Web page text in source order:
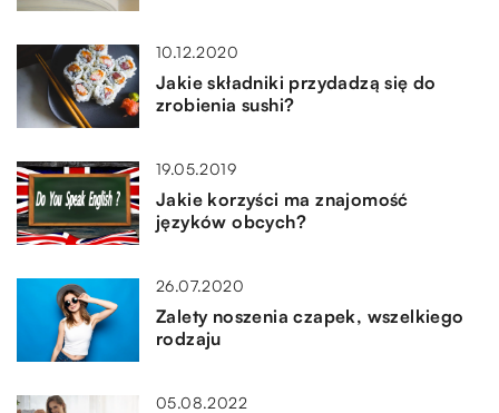
10.12.2020
Jakie składniki przydadzą się do
zrobienia sushi?
19.05.2019
Jakie korzyści ma znajomość
języków obcych?
26.07.2020
Zalety noszenia czapek, wszelkiego
rodzaju
05.08.2022